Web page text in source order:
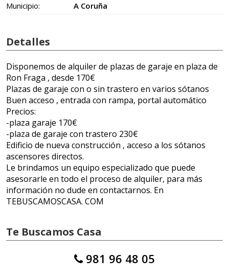
Municipio:
A Coruña
Detalles
Disponemos de alquiler de plazas de garaje en plaza de
Ron Fraga , desde 170€
Plazas de garaje con o sin trastero en varios sótanos
Buen acceso , entrada con rampa, portal automático
Precios:
-plaza garaje 170€
-plaza de garaje con trastero 230€
Edificio de nueva construcción , acceso a los sótanos
ascensores directos.
Le brindamos un equipo especializado que puede
asesorarle en todo el proceso de alquiler, para más
información no dude en contactarnos. En
TEBUSCAMOSCASA. COM
Te Buscamos Casa
981 96 48 05